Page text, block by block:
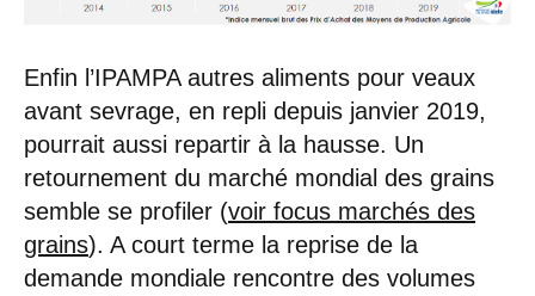
Enfin l’IPAMPA autres aliments pour veaux
avant sevrage, en repli depuis janvier 2019,
pourrait aussi repartir à la hausse. Un
retournement du marché mondial des grains
semble se profiler (voir focus marchés des
grains). A court terme la reprise de la
demande mondiale rencontre des volumes